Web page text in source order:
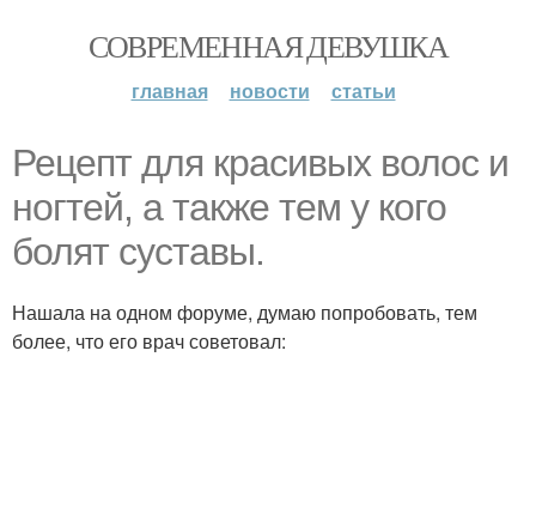
СОВРЕМЕННАЯ ДЕВУШКА
главная новости статьи
Рецепт для красивых волос и
ногтей, а также тем у кого
болят суставы.
Нашала на одном форуме, думаю попробовать, тем
более, что его врач советовал: